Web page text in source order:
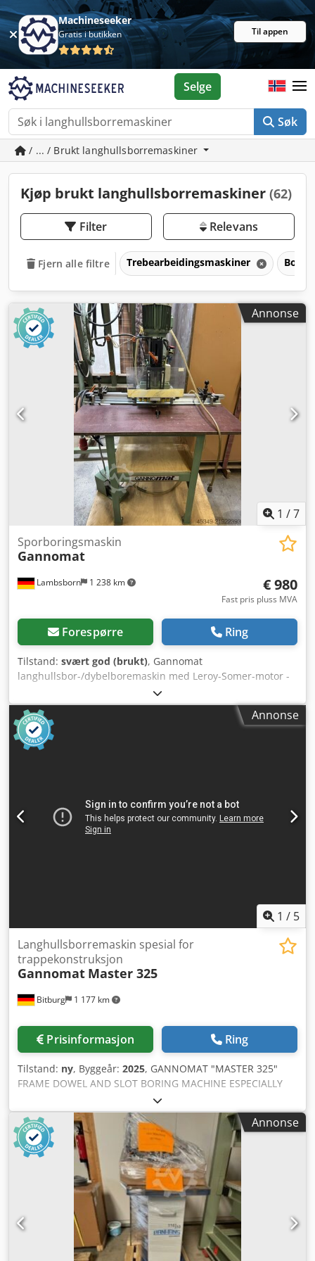
Machineseeker
Gratis i butikken Til appen
Søk
Selge
/ ... / Brukt langhullsborremaskiner
Kjøp brukt langhullsborremaskiner (62)
Filter Relevans
Fjern alle filtre Trebearbeidingsmaskiner
Annonse
1 /7
Lambsborn 1 238 km
Sporboringsmaskin
Gannomat
€ 980
Fast pris pluss MVA
Forespørre Ring
Tilstand: svært god (brukt), Gannomat
langhullsbor-/dybelboremaskin med Leroy-Somer-motor -
Motortype: LS80L2 - Effekt: 1,1 kW - Turtall: 2810 o/min -
Spenning: 220/380 V - Frekvens: 50 Hz Crjdpoy Saw Hefx Af
Dsf - Kapslingsklasse: IP54 3-faset drift - Solid arbeidsbord
- Presise styreskinner - Justerbare anlegg - Robust
metallkonstruksjon - Ideell for serieproduksjon og presise
Annonse
1 / 5
Bitburg 1 177 km
Langhullsborremaskin spesial for
trappekonstruksjon
Gannomat Master 325
Prisinformasjon Ring
Tilstand: ny, Byggeår: 2025, GANNOMAT "MASTER 325"
FRAME DOWEL AND SLOT BORING MACHINE ESPECIALLY
FOR STAIRCASE CONSTRUCTION complete in standard
version according to the price list 01/19/D with: - Precision
collet chuck for ER40 collets, Ø 3-26 mm incl. collets Ø 10 /
13 / 16 / 20 - Pole-changing motor 1400/2800 rpm, 1.5 kW -
Linear laser with bracket - Boring unit, infinitely rotatable
from the front (65°-0°-65°) - Position setting via digital
counter - Position adjustment for 2 levels, pneumatic (0-
100 mm) - Max. drilling depth 200 mm - Precision indexing
rail with 12 mm pitch with center notch and lateral
adjustment 320 mm - Complete stop system consisting of:
1 center stop and 1 stop for extra-wide frames 1 stop bar,
Annonse